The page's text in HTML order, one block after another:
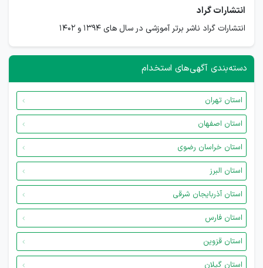
انتشارات گراد
انتشارات گراد ناشر برتر آموزشی در سال های ۱۳۹۴ و ۱۴۰۲
دسته‌بندی آگهی‌های استخدام
استان تهران
استان اصفهان
استان خراسان رضوی
استان البرز
استان آذربایجان شرقی
استان فارس
استان قزوین
استان گیلان